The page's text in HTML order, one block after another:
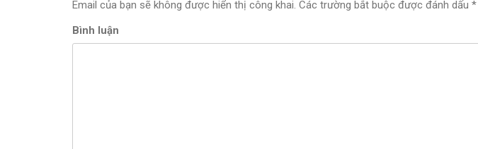
viết
Email của bạn sẽ không được hiển thị công khai. Các trường bắt buộc được đánh dấu *
Bình luận